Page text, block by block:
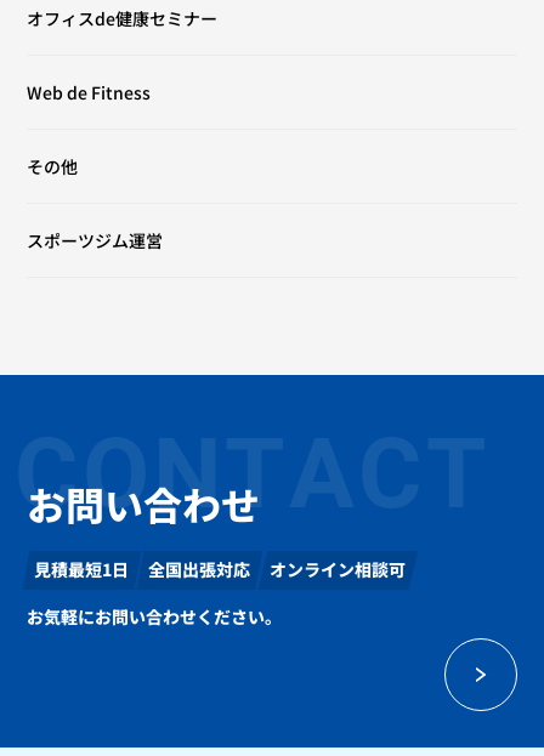
オフィスde健康セミナー
Web de Fitness
その他
スポーツジム運営
お問い合わせ
CONTACT
見積最短1日 全国出張対応
オンライン相談可
お気軽にお問い合わせください。